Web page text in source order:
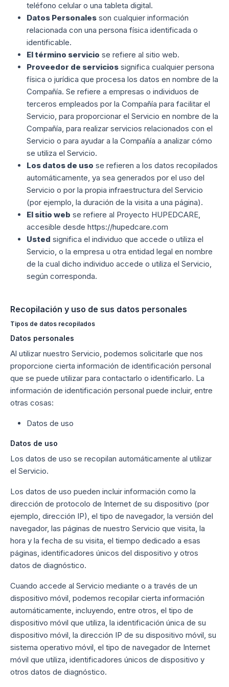
teléfono celular o una tableta digital.
Datos Personales son cualquier información
relacionada con una persona física identificada o
identificable.
El término servicio se refiere al sitio web.
Proveedor de servicios significa cualquier persona
física o jurídica que procesa los datos en nombre de la
Compañía. Se refiere a empresas o individuos de
terceros empleados por la Compañía para facilitar el
Servicio, para proporcionar el Servicio en nombre de la
Compañía, para realizar servicios relacionados con el
Servicio o para ayudar a la Compañía a analizar cómo
se utiliza el Servicio.
Los datos de uso se refieren a los datos recopilados
automáticamente, ya sea generados por el uso del
Servicio o por la propia infraestructura del Servicio
(por ejemplo, la duración de la visita a una página).
El sitio web se refiere al Proyecto HUPEDCARE,
accesible desde https://hupedcare.com
Usted significa el individuo que accede o utiliza el
Servicio, o la empresa u otra entidad legal en nombre
de la cual dicho individuo accede o utiliza el Servicio,
según corresponda.
Recopilación y uso de sus datos personales
Tipos de datos recopilados
Datos personales
Al utilizar nuestro Servicio, podemos solicitarle que nos
proporcione cierta información de identificación personal
que se puede utilizar para contactarlo o identificarlo. La
información de identificación personal puede incluir, entre
otras cosas:
Datos de uso
Datos de uso
Los datos de uso se recopilan automáticamente al utilizar
el Servicio.
Los datos de uso pueden incluir información como la
dirección de protocolo de Internet de su dispositivo (por
ejemplo, dirección IP), el tipo de navegador, la versión del
navegador, las páginas de nuestro Servicio que visita, la
hora y la fecha de su visita, el tiempo dedicado a esas
páginas, identificadores únicos del dispositivo y otros
datos de diagnóstico.
Cuando accede al Servicio mediante o a través de un
dispositivo móvil, podemos recopilar cierta información
automáticamente, incluyendo, entre otros, el tipo de
dispositivo móvil que utiliza, la identificación única de su
dispositivo móvil, la dirección IP de su dispositivo móvil, su
sistema operativo móvil, el tipo de navegador de Internet
móvil que utiliza, identificadores únicos de dispositivo y
otros datos de diagnóstico.